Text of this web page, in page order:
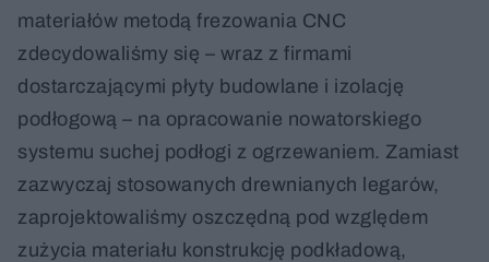
materiałów metodą frezowania CNC
zdecydowaliśmy się – wraz z firmami
dostarczającymi płyty budowlane i izolację
podłogową – na opracowanie nowatorskiego
systemu suchej podłogi z ogrzewaniem. Zamiast
zazwyczaj stosowanych drewnianych legarów,
zaprojektowaliśmy oszczędną pod względem
zużycia materiału konstrukcję podkładową,